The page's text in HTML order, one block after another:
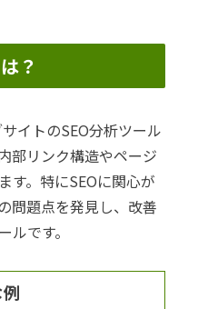
？
イトのSEO分析ツール
部リンク構造やページ
す。特にSEOに関心が
問題点を発見し、改善
です。